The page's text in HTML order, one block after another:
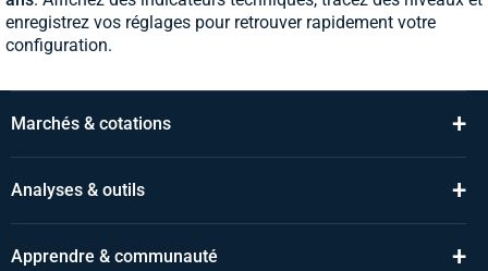
enregistrez vos réglages pour retrouver rapidement votre
configuration.
Marchés & cotations +
Analyses & outils +
Apprendre & communauté +